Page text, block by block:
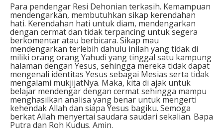
Para pendengar Resi Dehonian terkasih. Kemampuan
mendengarkan, membutuhkan sikap kerendahan
hati. Kerendahan hati untuk diam, mendengarkan
dengan cermat dan tidak terpancing untuk segera
berkomentar atau berbicara. Sikap mau
mendengarkan terlebih dahulu inilah yang tidak di
miliki orang orang Yahudi yang tinggal satu kampung
halaman dengan Yesus, sehingga mereka tidak dapat
mengenali identitas Yesus sebagai Mesias serta tidak
mengalami mukjijatNya. Maka, kita di ajak untuk
belajar mendengar dengan cermat sehingga mampu
menghasilkan analisa yang benar untuk mengerti
kehendak Allah dan siapa Yesus bagiku. Semoga
berkat Allah menyertai saudara saudari sekalian. Bapa
Putra dan Roh Kudus. Amin.